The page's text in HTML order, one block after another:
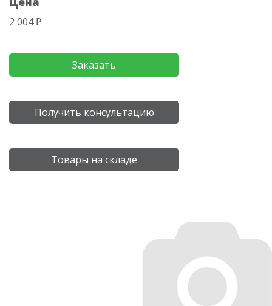
2 004 ₽
Заказать
Получить консультацию
Товары на складе